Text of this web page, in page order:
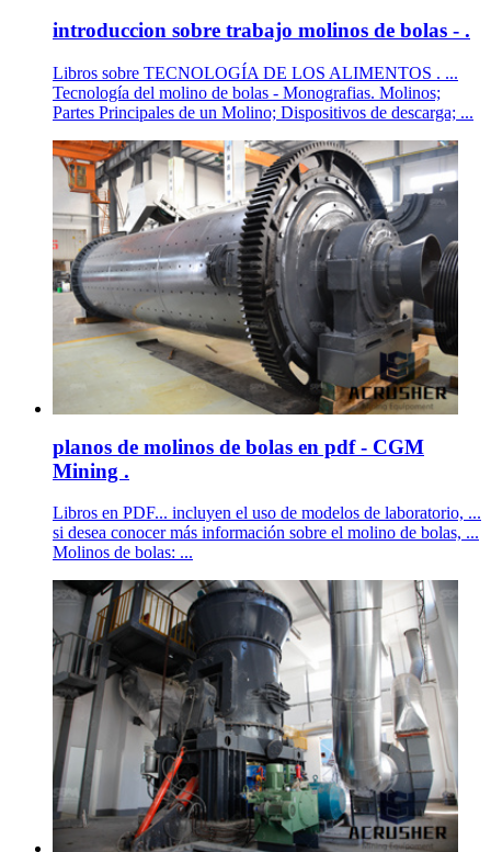
introduccion sobre trabajo molinos de bolas - .
Libros sobre TECNOLOGÍA DE LOS ALIMENTOS . ...
Tecnología del molino de bolas - Monografias. Molinos;
Partes Principales de un Molino; Dispositivos de descarga; ...
planos de molinos de bolas en pdf - CGM
Mining .
Libros en PDF... incluyen el uso de modelos de laboratorio, ...
si desea conocer más información sobre el molino de bolas, ...
Molinos de bolas: ...